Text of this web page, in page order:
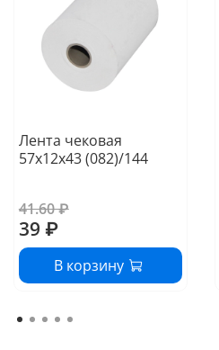
Лента чековая
57х12х43 (082)/144
41.60 ₽
39 ₽
В корзину